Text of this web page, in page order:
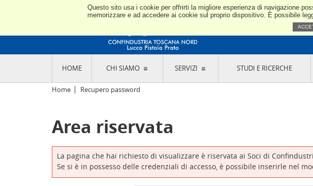
Questo sito usa i cookie per offrirti la migliore esperienza di navigazione
memorizzare e ad accedere ai cookie sul proprio dispositivo. È possibile
HOME CHI SIAMO
L'ASSOCIAZIONE
CODICE ETICO E DEI VALORI ASSOCIATIVI
TRASPARENZA CONTRIBUTI PUBBLICI
L'INDUSTRIA E IL TERRITORIO DI LUCCA,
PISTOIA E PRATO
SEDI E CONTATTI
ABOUT US
DESIGNAZIONE
ORGANI DI CONTROLLO
COMITATO PICCOLA
INDUSTRIA
SERVIZI STUDI E RICERCHE
Home Recupero password
Area riservata
La pagina che hai richiesto di visualizzare è riservata ai Soci di
Se si è in possesso delle credenziali di accesso, è possibile inserirle nel